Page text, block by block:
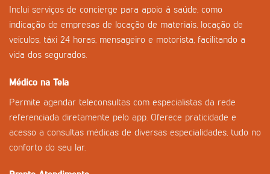
Inclui serviços de concierge para apoio à saúde, como
indicação de empresas de locação de materiais, locação de
veículos, táxi 24 horas, mensageiro e motorista, facilitando a
vida dos segurados.
Médico na Tela
Permite agendar teleconsultas com especialistas da rede
referenciada diretamente pelo app. Oferece praticidade e
acesso a consultas médicas de diversas especialidades, tudo no
conforto do seu lar.